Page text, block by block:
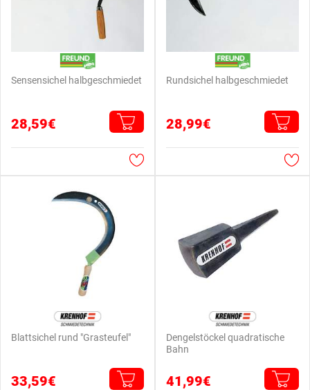
Sensensichel halbgeschmiedet
28,59€
Rundsichel halbgeschmiedet
28,99€
Blattsichel rund "Grasteufel"
33,59€
Dengelstöckel quadratische
Bahn
41,99€